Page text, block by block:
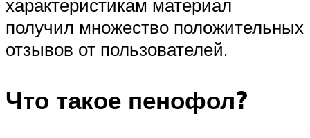
характеристикам материал
получил множество положительных
отзывов от пользователей.
Что такое пенофол?